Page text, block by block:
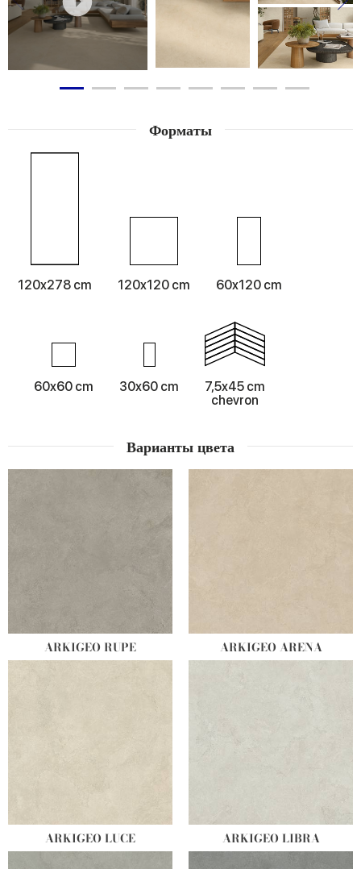
Форматы
120x278 cm 120x120 cm 60x120 cm
60x60 cm 30x60 cm
7,5x45 cm
chevron
Варианты цвета
ARKIGEO RUPE ARKIGEO ARENA
ARKIGEO LUCE ARKIGEO LIBRA